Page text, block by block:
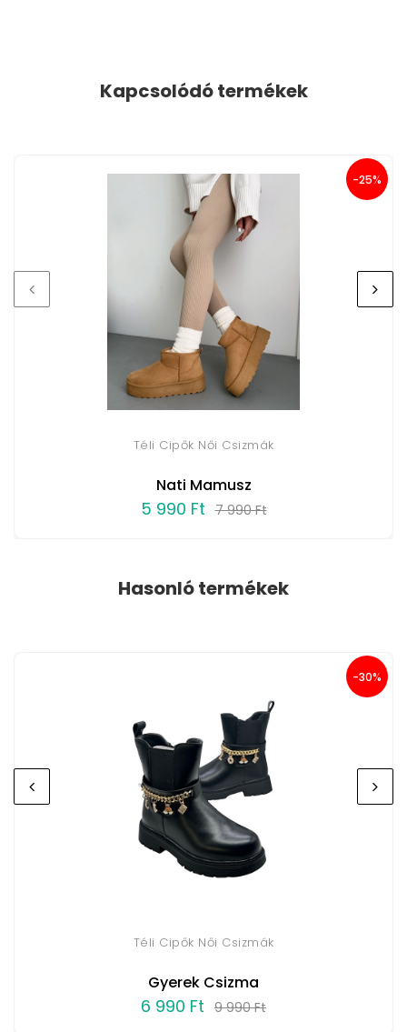
Kapcsolódó termékek
-25%
Téli Cipők Női Csizmák
Nati Mamusz
5 990 Ft 7 990 Ft
Hasonló termékek
-30%
Téli Cipők Női Csizmák
Gyerek Csizma
6 990 Ft 9 990 Ft